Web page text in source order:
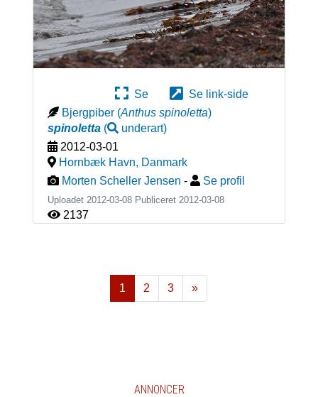
Se
Se link-side
Bjergpiber (Anthus spinoletta)
spinoletta( underart)
2012-03-01
Hornbæk Havn, Danmark
Morten Scheller Jensen - Se profil
Uploadet 2012-03-08 Publiceret 2012-03-08
2137
1 2 3
»
Næste
ANNONCER